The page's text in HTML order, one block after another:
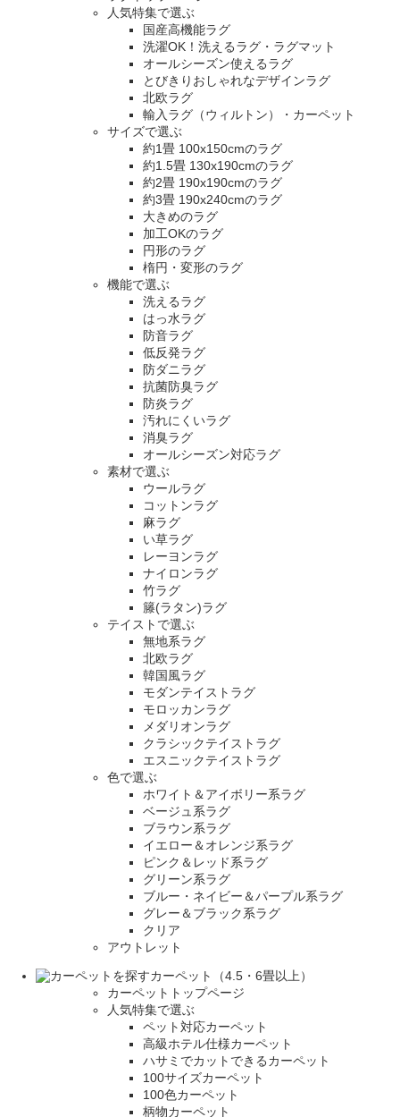
人気特集で選ぶ
国産高機能ラグ
洗濯OK！洗えるラグ・ラグマット
オールシーズン使えるラグ
とびきりおしゃれなデザインラグ
北欧ラグ
輸入ラグ（ウィルトン）・カーペット
サイズで選ぶ
約1畳 100x150cmのラグ
約1.5畳 130x190cmのラグ
約2畳 190x190cmのラグ
約3畳 190x240cmのラグ
大きめのラグ
加工OKのラグ
円形のラグ
楕円・変形のラグ
機能で選ぶ
洗えるラグ
はっ水ラグ
防音ラグ
低反発ラグ
防ダニラグ
抗菌防臭ラグ
防炎ラグ
汚れにくいラグ
消臭ラグ
オールシーズン対応ラグ
素材で選ぶ
ウールラグ
コットンラグ
麻ラグ
い草ラグ
レーヨンラグ
ナイロンラグ
竹ラグ
籐(ラタン)ラグ
テイストで選ぶ
無地系ラグ
北欧ラグ
韓国風ラグ
モダンテイストラグ
モロッカンラグ
メダリオンラグ
クラシックテイストラグ
エスニックテイストラグ
色で選ぶ
ホワイト＆アイボリー系ラグ
ベージュ系ラグ
ブラウン系ラグ
イエロー＆オレンジ系ラグ
ピンク＆レッド系ラグ
グリーン系ラグ
ブルー・ネイビー＆パープル系ラグ
グレー＆ブラック系ラグ
クリア
アウトレット
カーペット（4.5・6畳以上）
カーペットトップページ
人気特集で選ぶ
ペット対応カーペット
高級ホテル仕様カーペット
ハサミでカットできるカーペット
100サイズカーペット
100色カーペット
柄物カーペット